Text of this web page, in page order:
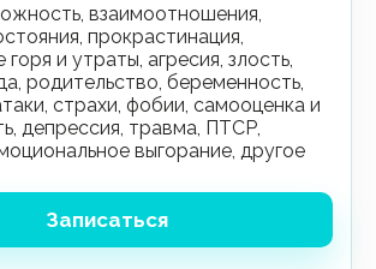
прокрастинация,
и утраты, агресия, злость,
родительство, беременность,
страхи, фобии, самооценка и
депрессия, травма, ПТСР,
выгорание, другое
Записаться